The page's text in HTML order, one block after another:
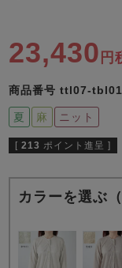
すべての
ガールズ 上着
ガ
23,430
商品番号 ttl07-
夏 麻 ニット
[ 213 ポイント進呈 ]
カラーを選ぶ（